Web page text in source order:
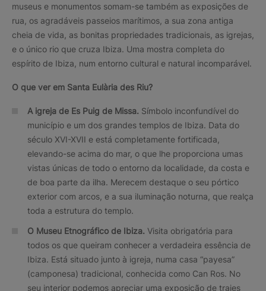
museus e monumentos somam-se também as exposições de
rua, os agradáveis passeios marítimos, a sua zona antiga
cheia de vida, as bonitas propriedades tradicionais, as igrejas,
e o único rio que cruza Ibiza. Uma mostra completa do
espírito de Ibiza, num entorno cultural e natural incomparável.
O que ver em Santa Eulària des Riu?
A igreja de Es Puig de Missa. Símbolo inconfundível do
município e um dos grandes templos de Ibiza. Data do
século XVI-XVII e está completamente fortificada,
elevando-se acima do mar, o que lhe proporciona umas
vistas únicas de todo o entorno da localidade, da costa e
de boa parte da ilha. Merecem destaque o seu pórtico
exterior com arcos, e a sua iluminação noturna, que realça
toda a estrutura do templo.
O Museu Etnográfico de Ibiza. Visita obrigatória para
todos os que queiram conhecer a verdadeira essência de
Ibiza. Está situado junto à igreja, numa casa “payesa”
(camponesa) tradicional, conhecida como Can Ros. No
seu interior podemos apreciar uma exposição de trajes